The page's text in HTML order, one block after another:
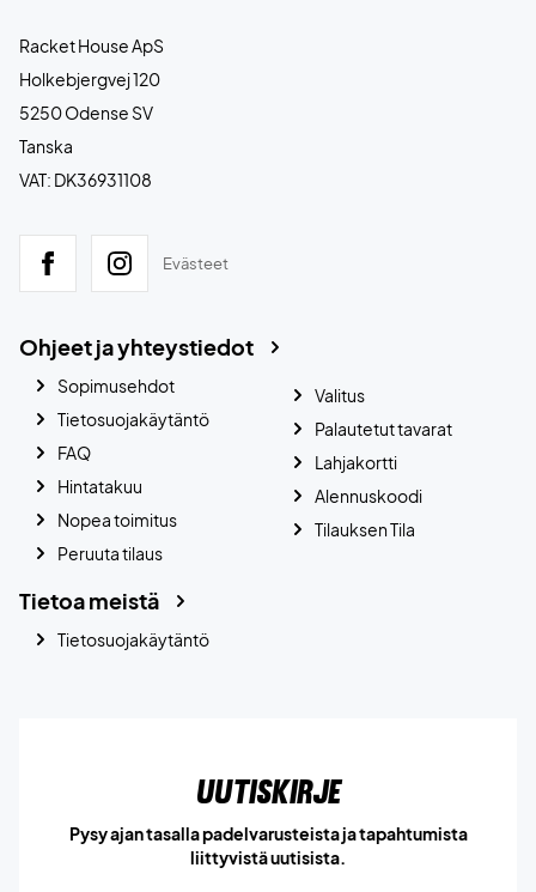
Racket House ApS
Holkebjergvej 120
5250 Odense SV
Tanska
VAT: DK36931108
Evästeet
Ohjeet ja yhteystiedot
Sopimusehdot
Tietosuojakäytäntö
FAQ
Hintatakuu
Nopea toimitus
Peruuta tilaus
Valitus
Palautetut tavarat
Lahjakortti
Alennuskoodi
Tilauksen Tila
Tietoa meistä
Tietosuojakäytäntö
Uutiskirje
Pysy ajan tasalla padelvarusteista ja tapahtumista
liittyvistä uutisista.